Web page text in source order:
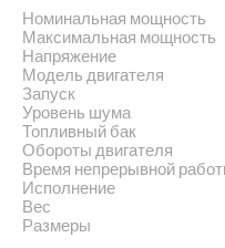
Номинальная мощность
Максимальная мощность
Напряжение
Модель двигателя
Запуск
Уровень шума
Топливный бак
Обороты двигателя
Время непрерывной
Исполнение
Вес
Размеры